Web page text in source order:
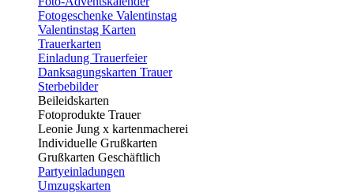
Fotogeschenke Valentinstag
Valentinstag Karten
Trauerkarten
Einladung Trauerfeier
Danksagungskarten Trauer
Sterbebilder
Beileidskarten
Fotoprodukte Trauer
Leonie Jung x kartenmacherei
Individuelle Grußkarten
Grußkarten Geschäftlich
Partyeinladungen
Umzugskarten